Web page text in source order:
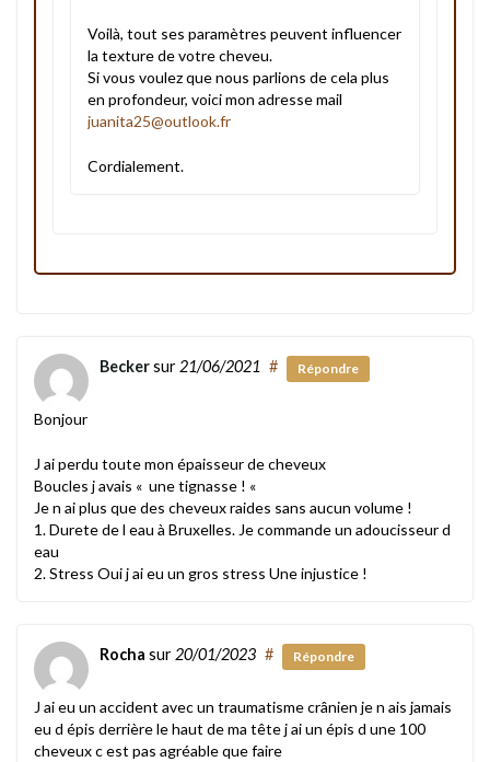
Voilà, tout ses paramètres peuvent influencer
la texture de votre cheveu.
Si vous voulez que nous parlions de cela plus
en profondeur, voici mon adresse mail
juanita25@outlook.fr
Cordialement.
Beckersur 21/06/2021 # Répondre
Bonjour
J ai perdu toute mon épaisseur de cheveux
Boucles j avais « une tignasse ! «
Je n ai plus que des cheveux raides sans aucun volume !
1. Durete de l eau à Bruxelles. Je commande un adoucisseur d
eau
2. Stress Oui j ai eu un gros stress Une injustice !
Rocha sur 20/01/2023 # Répondre
J ai eu un accident avec un traumatisme crânien je n ais jamais
eu d épis derrière le haut de ma tête j ai un épis d une 100
cheveux c est pas agréable que faire